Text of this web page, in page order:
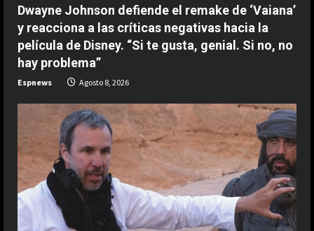
Dwayne Johnson defiende el remake de ‘Vaiana’
y reacciona a las críticas negativas hacia la
película de Disney. “Si te gusta, genial. Si no, no
hay problema”
Espnews Agosto 8, 2026